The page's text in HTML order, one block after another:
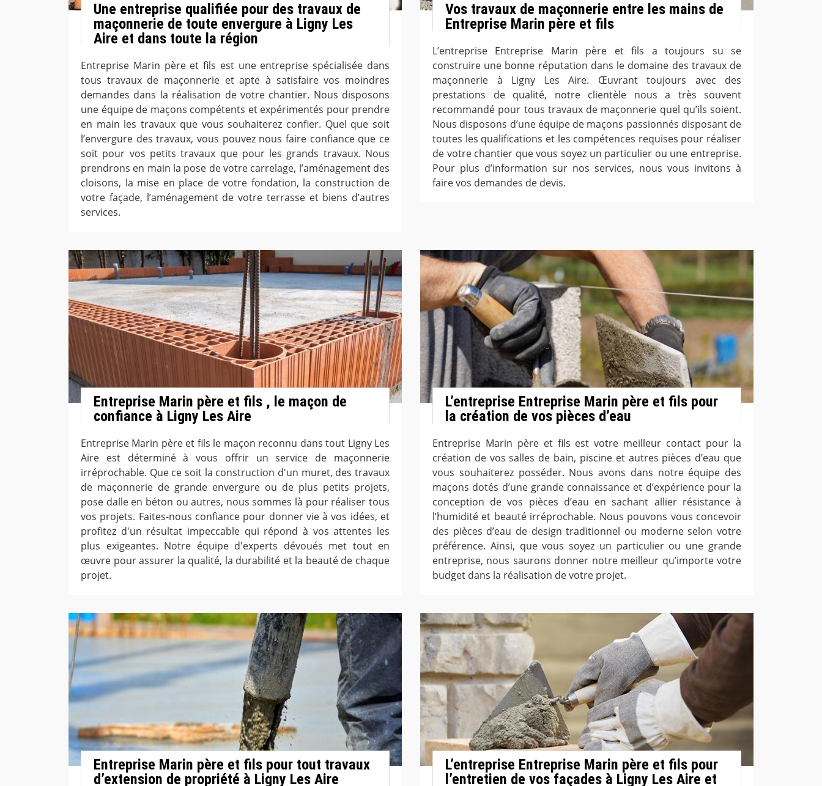
Une entreprise qualifiée pour des travaux de
maçonnerie de toute envergure à Ligny Les
Aire et dans toute la région
Entreprise Marin père et fils est une entreprise spécialisée dans
tous travaux de maçonnerie et apte à satisfaire vos moindres
demandes dans la réalisation de votre chantier. Nous disposons
une équipe de maçons compétents et expérimentés pour prendre
en main les travaux que vous souhaiterez confier. Quel que soit
l’envergure des travaux, vous pouvez nous faire confiance que ce
soit pour vos petits travaux que pour les grands travaux. Nous
prendrons en main la pose de votre carrelage, l’aménagement des
cloisons, la mise en place de votre fondation, la construction de
votre façade, l’aménagement de votre terrasse et biens d’autres
services.
Vos travaux de maçonnerie entre les mains de
Entreprise Marin père et fils
L’entreprise Entreprise Marin père et fils a toujours su se
construire une bonne réputation dans le domaine des travaux de
maçonnerie à Ligny Les Aire. Œuvrant toujours avec des
prestations de qualité, notre clientèle nous a très souvent
recommandé pour tous travaux de maçonnerie quel qu’ils soient.
Nous disposons d’une équipe de maçons passionnés disposant de
toutes les qualifications et les compétences requises pour réaliser
de votre chantier que vous soyez un particulier ou une entreprise.
Pour plus d’information sur nos services, nous vous invitons à
faire vos demandes de devis.
Entreprise Marin père et fils , le maçon de
confiance à Ligny Les Aire
Entreprise Marin père et fils le maçon reconnu dans tout Ligny Les
Aire est déterminé à vous offrir un service de maçonnerie
irréprochable. Que ce soit la construction d'un muret, des travaux
de maçonnerie de grande envergure ou de plus petits projets,
pose dalle en béton ou autres, nous sommes là pour réaliser tous
vos projets. Faites-nous confiance pour donner vie à vos idées, et
profitez d'un résultat impeccable qui répond à vos attentes les
plus exigeantes. Notre équipe d'experts dévoués met tout en
œuvre pour assurer la qualité, la durabilité et la beauté de chaque
projet.
L’entreprise Entreprise Marin père et fils pour
la création de vos pièces d’eau
Entreprise Marin père et fils est votre meilleur contact pour la
création de vos salles de bain, piscine et autres pièces d’eau que
vous souhaiterez posséder. Nous avons dans notre équipe des
maçons dotés d’une grande connaissance et d’expérience pour la
conception de vos pièces d’eau en sachant allier résistance à
l’humidité et beauté irréprochable. Nous pouvons vous concevoir
des pièces d’eau de design traditionnel ou moderne selon votre
préférence. Ainsi, que vous soyez un particulier ou une grande
entreprise, nous saurons donner notre meilleur qu’importe votre
budget dans la réalisation de votre projet.
Entreprise Marin père et fils pour tout travaux
d’extension de propriété à Ligny Les Aire
L’entreprise Entreprise Marin père et fils pour
l’entretien de vos façades à Ligny Les Aire et